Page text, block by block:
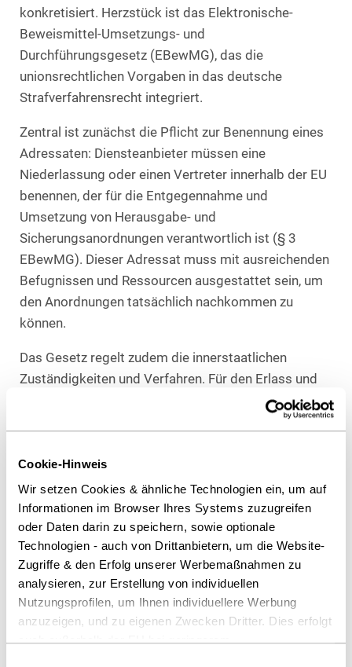
Cookie-Hinweis
Wir setzen Cookies & ähnliche Technologien ein, um auf
Informationen im Browser Ihres Systems zuzugreifen
oder Daten darin zu speichern, sowie optionale
Technologien - auch von Drittanbietern, um die Website-
Zugriffe & den Erfolg unserer Werbemaßnahmen zu
analysieren, zur Erstellung von individuellen
Nutzungsprofilen, um Ihnen individuellere Werbung
anzuzeigen, und zu eigenen Zwecken Dritter. Dies erfolgt
auch außerhalb der EU bei geringerem
konkretisiert. Herzstück ist das Elektronische-
Beweismittel-Umsetzungs- und
Durchführungsgesetz (EBewMG), das die
unionsrechtlichen Vorgaben in das deutsche
Strafverfahrensrecht integriert.
Zentral ist zunächst die Pflicht zur Benennung eines
Adressaten: Diensteanbieter müssen eine
Niederlassung oder einen Vertreter innerhalb der EU
benennen, der für die Entgegennahme und
Umsetzung von Herausgabe- und
Sicherungsanordnungen verantwortlich ist (§ 3
EBewMG). Dieser Adressat muss mit ausreichenden
Befugnissen und Ressourcen ausgestattet sein, um
den Anordnungen tatsächlich nachkommen zu
können.
Das Gesetz regelt zudem die innerstaatlichen
Zuständigkeiten und Verfahren. Für den Erlass und
Herausgabeanordnungen sind abhängig von der Art
Gerichte zuständig (§§ 9, 10 EBewMG), während die
Staatsanwaltschaft regelmäßig als
Vollstreckungsbehörde fungiert (§ 11 EBewMG).
Gleichzeitig wird klargestellt, dass ergänzend die
allgemeinen Vorschriften der Strafprozessordnung
Anwendung finden (§ 7 EBewMG).
Flankierend sieht das Gesetz umfassende
Durchsetzungs- und Sanktionsmechanismen vor.
Verstöße gegen Mitwirkungs- und